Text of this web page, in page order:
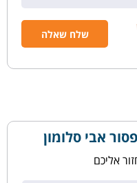
אבי סלומון
אליכם